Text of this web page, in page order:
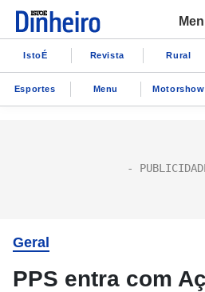
IstoÉ Revista Rural
Esportes Menu Motorshow
Geral
PPS entra com